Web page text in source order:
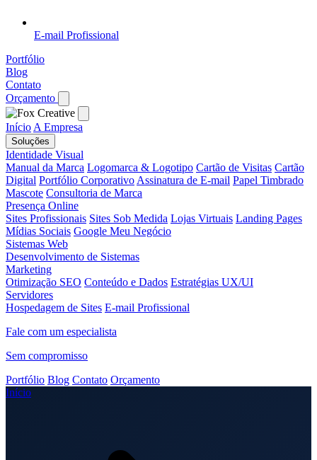
E-mail Profissional
Portfólio
Blog
Contato
Orçamento
Início A Empresa
Soluções
Identidade Visual
Manual da Marca Logomarca & Logotipo Cartão de Visitas Cartão
Digital Portfólio Corporativo Assinatura de E-mail Papel Timbrado
Mascote Consultoria de Marca
Presença Online
Sites Profissionais Sites Sob Medida Lojas Virtuais Landing Pages
Mídias Sociais Google Meu Negócio
Sistemas Web
Desenvolvimento de Sistemas
Marketing
Otimização SEO Conteúdo e Dados Estratégias UX/UI
Servidores
Hospedagem de Sites E-mail Profissional
Fale com um especialista
Sem compromisso
Portfólio Blog Contato Orçamento
Início